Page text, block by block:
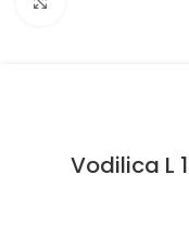
Vodilica L